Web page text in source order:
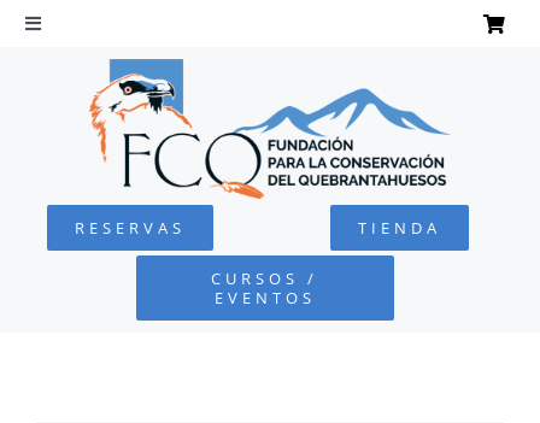
Saltar
Toggle
Navigation
QUEBRANTAHUESOS
FUNDACIÓN
RESERVAS TIENDA
CURSOS /
EVENTOS